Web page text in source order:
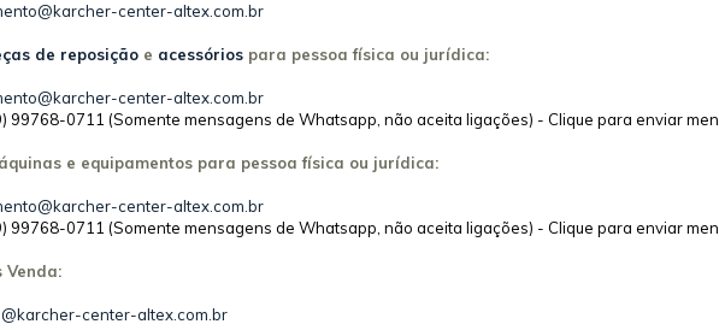
center-altex.com.br
de reposição e acessórios para pessoa física ou jurídica:
center-altex.com.br
99768-0711 (Somente mensagens de Whatsapp, não aceita ligações) - Clique para enviar
e equipamentos para pessoa física ou jurídica:
center-altex.com.br
99768-0711 (Somente mensagens de Whatsapp, não aceita ligações) - Clique para enviar
Venda:
center-altex.com.br